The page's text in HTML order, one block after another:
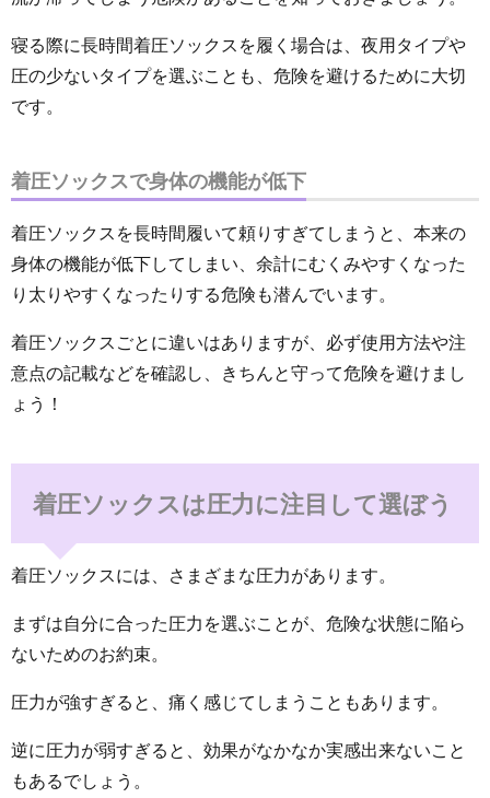
寝る際に長時間着圧ソックスを履く場合は、夜用タイプや
圧の少ないタイプを選ぶことも、危険を避けるために大切
です。
着圧ソックスで身体の機能が低下
着圧ソックスを長時間履いて頼りすぎてしまうと、本来の
身体の機能が低下してしまい、余計にむくみやすくなった
り太りやすくなったりする危険も潜んでいます。
着圧ソックスごとに違いはありますが、必ず使用方法や注
意点の記載などを確認し、きちんと守って危険を避けまし
ょう！
着圧ソックスは圧力に注目して選ぼう
着圧ソックスには、さまざまな圧力があります。
まずは自分に合った圧力を選ぶことが、危険な状態に陥ら
ないためのお約束。
圧力が強すぎると、痛く感じてしまうこともあります。
逆に圧力が弱すぎると、効果がなかなか実感出来ないこと
もあるでしょう。